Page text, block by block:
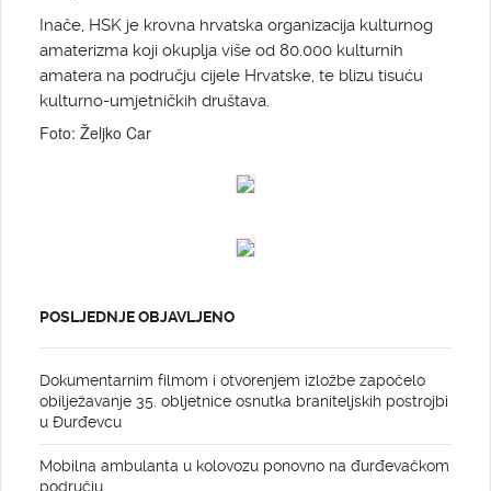
Inače, HSK je krovna hrvatska organizacija kulturnog
amaterizma koji okuplja više od 80.000 kulturnih
amatera na području cijele Hrvatske, te blizu tisuću
kulturno-umjetničkih društava.
Foto: Željko Car
POSLJEDNJE OBJAVLJENO
Dokumentarnim filmom i otvorenjem izložbe započelo
obilježavanje 35. obljetnice osnutka braniteljskih postrojbi
u Đurđevcu
Mobilna ambulanta u kolovozu ponovno na đurđevačkom
području